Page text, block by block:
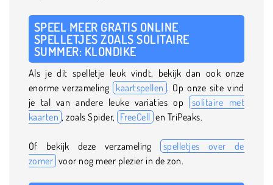
SPEEL MEER GRATIS ONLINE
SPELLETJES ZOALS SOLITAIRE
SUMMER: KLONDIKE
Als je dit spelletje leuk vindt, bekijk dan ook onze
enorme verzameling kaartspellen . Op onze site vind
je tal van andere leuke variaties op
solitaire met
kaarten , zoals Spider, FreeCell en TriPeaks.
Of bekijk deze verzameling
spelletjes over de
zomer voor nog meer plezier in de zon.